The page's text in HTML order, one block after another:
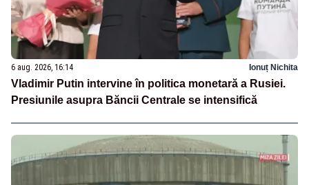
6 aug. 2026, 16:14 Ionuț Nichita
Vladimir Putin intervine în politica monetară a Rusiei.
Presiunile asupra Băncii Centrale se intensifică